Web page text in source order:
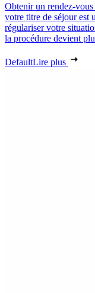
Obtenir un rendez-
votre titre de séjour est
régulariser votre
la procédure devient
DefaultLire plus